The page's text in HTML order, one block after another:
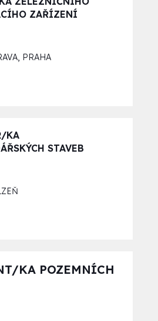
ZAŘÍZENÍ
, PRAHA
KA
STAVEB
KA POZEMNÍCH